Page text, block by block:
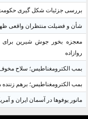
بررسی جزئیات شکل گیری
شأن و فضیلت منتظران واقعی
معجزه بخور جوش شیرین برای
روازاده
بمب الکترومغناطیس؛ سلاح
بمب الکترومغناطیس؛ برهم
مانور یوفوها در آسمان ایران و